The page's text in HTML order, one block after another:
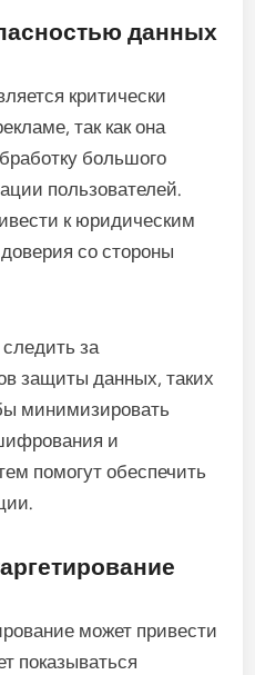
данных
критически
так как она
большого
пользователей.
к юридическим
со стороны
за
защиты данных, таких
минимизировать
и
помогут обеспечить
может привести
показываться